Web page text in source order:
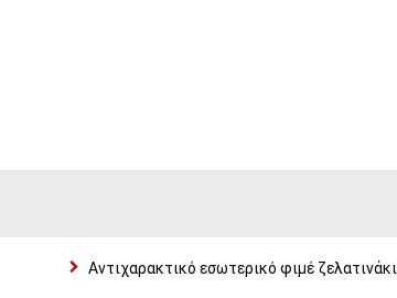
Αντιχαρακτικό εσωτερικό φιμέ